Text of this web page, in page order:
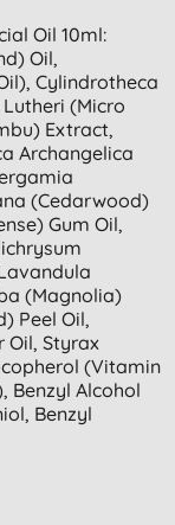
Oil 10ml:
Oil,
Cylindrotheca
(micro
Extract,
Archangelica
(cedarwood)
Gum Oil,
(magnolia)
Peel Oil,
Oil, Styrax
(vitamin
Benzyl Alcohol
Benzyl